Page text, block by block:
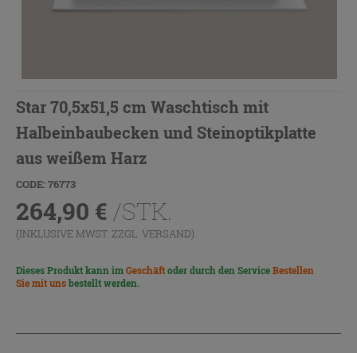
Star 70,5x51,5 cm Waschtisch mit
Halbeinbaubecken und Steinoptikplatte
aus weißem Harz
CODE: 76773
264,90 € /STK.
(INKLUSIVE MWST. ZZGL. VERSAND)
Dieses Produkt kann imGeschäftoder durch den ServiceBestellen
Sie mit unsbestellt werden.